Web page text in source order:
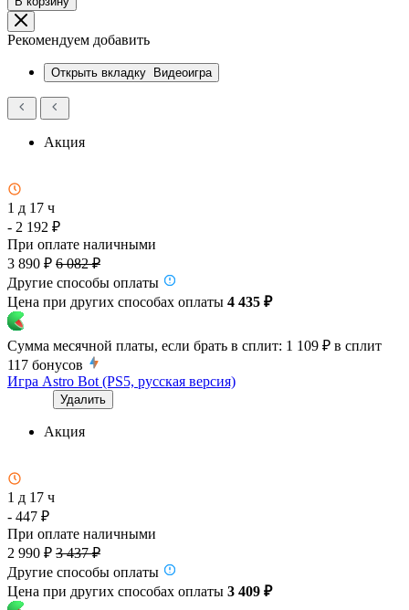
Рекомендуем добавить
Открыть вкладку Видеоигра
Акция
1 д 17 ч
- 2 192 ₽
При оплате наличными
3 890 ₽ 6 082 ₽
Другие способы оплаты
Цена при других способах оплаты 4 435 ₽
Сумма месячной платы, если брать в сплит: 1 109 ₽ в сплит
117 бонусов
Игра Astro Bot (PS5, русская версия)
Удалить
Акция
1 д 17 ч
- 447 ₽
При оплате наличными
2 990 ₽ 3 437 ₽
Другие способы оплаты
Цена при других способах оплаты 3 409 ₽